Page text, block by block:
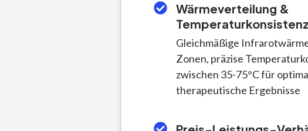
Wärmeverteilung &
Temperaturkonsistenz
Gleichmäßige
Zonen, präzise
zwischen 35-75°C für
therapeutische Ergebnisse